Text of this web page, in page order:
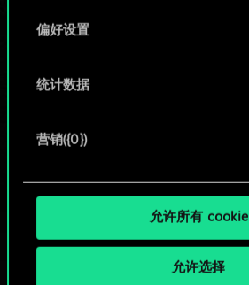
偏好设置
统计数据
营销({0})
允许所有 cookie
允许选择